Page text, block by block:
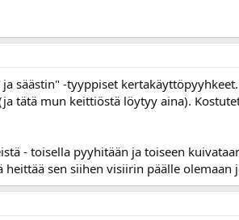
säästin" -tyyppiset
tätä mun keittiöstä löytyy aina).
- toisella pyyhitään ja toiseen
sen siihen visiirin päälle olemaan